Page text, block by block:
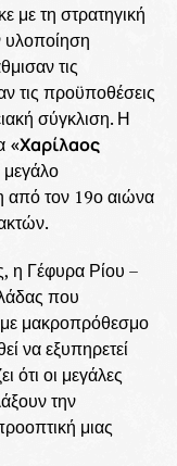
με τη στρατηγική
υλοποίηση
τις
τις προϋποθέσεις
σύγκλιση. Η
«Χαρίλαος
μεγάλο
από τον 19ο αιώνα
η Γέφυρα Ρίου –
που
με μακροπρόθεσμο
να εξυπηρετεί
ότι οι μεγάλες
την
μιας